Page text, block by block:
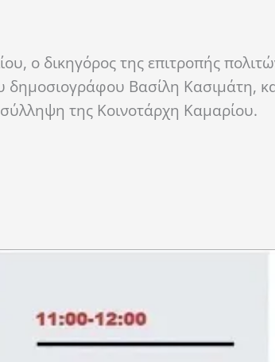
ο δικηγόρος της επιτροπής
δημοσιογράφου Βασίλη Κασιμάτη,
της Κοινοτάρχη Καμαρίου.